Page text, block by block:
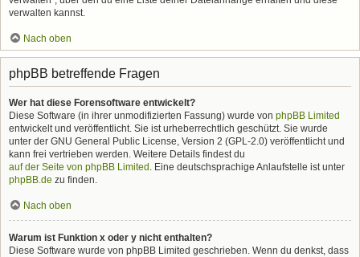
verwalten kannst.
Nach oben
phpBB betreffende Fragen
Wer hat diese Forensoftware entwickelt?
Diese Software (in ihrer unmodifizierten Fassung) wurde von phpBB Limited
entwickelt und veröffentlicht. Sie ist urheberrechtlich geschützt. Sie wurde
unter der GNU General Public License, Version 2 (GPL-2.0) veröffentlicht und
kann frei vertrieben werden. Weitere Details findest du
auf der Seite von phpBB Limited . Eine deutschsprachige Anlaufstelle ist unter
phpBB.de zu finden.
Nach oben
Warum ist Funktion x oder y nicht enthalten?
Diese Software wurde von phpBB Limited geschrieben. Wenn du denkst, dass